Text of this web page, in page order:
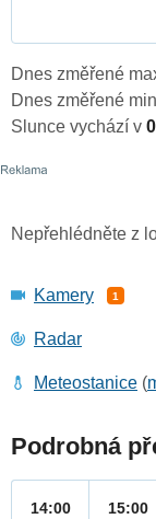
Dnes změřené
Dnes změřené
Slunce vychází v
Nepřehlédněte z
Kamery 1
Radar
Meteostanice (
Podrobná
14:00 15:00